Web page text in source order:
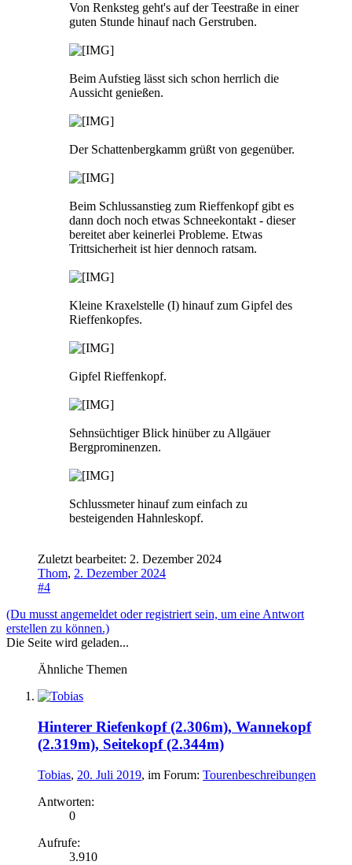
Von Renksteg geht's auf der Teestraße in einer
guten Stunde hinauf nach Gerstruben.
Beim Aufstieg lässt sich schon herrlich die
Aussicht genießen.
Der Schattenbergkamm grüßt von gegenüber.
Beim Schlussanstieg zum Rieffenkopf gibt es
dann doch noch etwas Schneekontakt - dieser
bereitet aber keinerlei Probleme. Etwas
Trittsicherheit ist hier dennoch ratsam.
Kleine Kraxelstelle (I) hinauf zum Gipfel des
Rieffenkopfes.
Gipfel Rieffenkopf.
Sehnsüchtiger Blick hinüber zu Allgäuer
Bergprominenzen.
Schlussmeter hinauf zum einfach zu
besteigenden Hahnleskopf.
Zuletzt bearbeitet: 2. Dezember 2024
Thom, 2. Dezember 2024
#4
(Du musst angemeldet oder registriert sein, um eine Antwort
erstellen zu können.)
Die Seite wird geladen...
Ähnliche Themen
Hinterer Riefenkopf (2.306m), Wannekopf
(2.319m), Seitekopf (2.344m)
Tobias, 20. Juli 2019, im Forum: Tourenbeschreibungen
Antworten:
0
Aufrufe:
3.910